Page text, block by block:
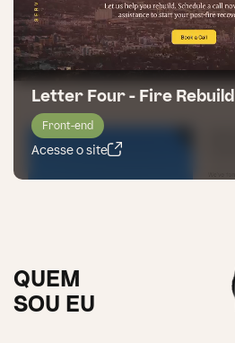
Letter Four - Fire Rebuild
Front-end
Acesse o site
QUEM
SOU EU